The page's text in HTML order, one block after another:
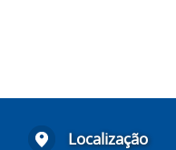
Localização